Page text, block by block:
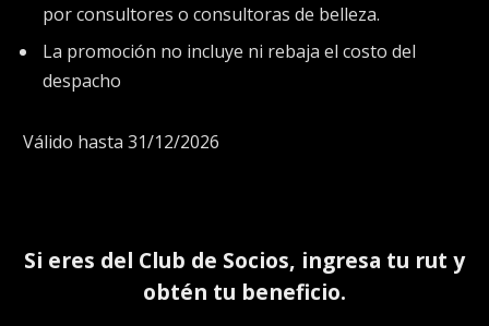
por consultores o consultoras de belleza.
La promoción no incluye ni rebaja el costo del
despacho
Válido hasta 31/12/2026
Si eres del Club de Socios, ingresa tu rut y
obtén tu beneficio.